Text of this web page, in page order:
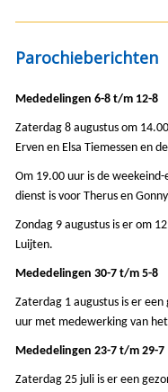
Parochieberichten
Mededelingen 6-8 t/m 12-8
Zaterdag 8 augustus om
Erven en Elsa Tiemessen en
Om 19.00 uur is de
dienst is voor Therus en
Zondag 9 augustus is er om
Luijten.
Mededelingen 30-7 t/m 5-8
Zaterdag 1 augustus is er
uur met medewerking van
Mededelingen 23-7 t/m 29-7
Zaterdag 25 juli is er een